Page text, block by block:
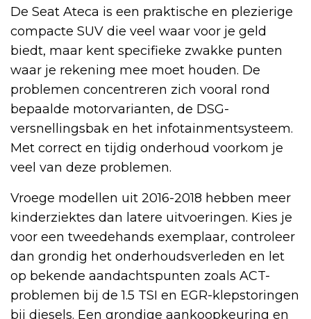
De Seat Ateca is een praktische en plezierige
compacte SUV die veel waar voor je geld
biedt, maar kent specifieke zwakke punten
waar je rekening mee moet houden. De
problemen concentreren zich vooral rond
bepaalde motorvarianten, de DSG-
versnellingsbak en het infotainmentsysteem.
Met correct en tijdig onderhoud voorkom je
veel van deze problemen.
Vroege modellen uit 2016-2018 hebben meer
kinderziektes dan latere uitvoeringen. Kies je
voor een tweedehands exemplaar, controleer
dan grondig het onderhoudsverleden en let
op bekende aandachtspunten zoals ACT-
problemen bij de 1.5 TSI en EGR-klepstoringen
bij diesels. Een grondige aankoopkeuring en